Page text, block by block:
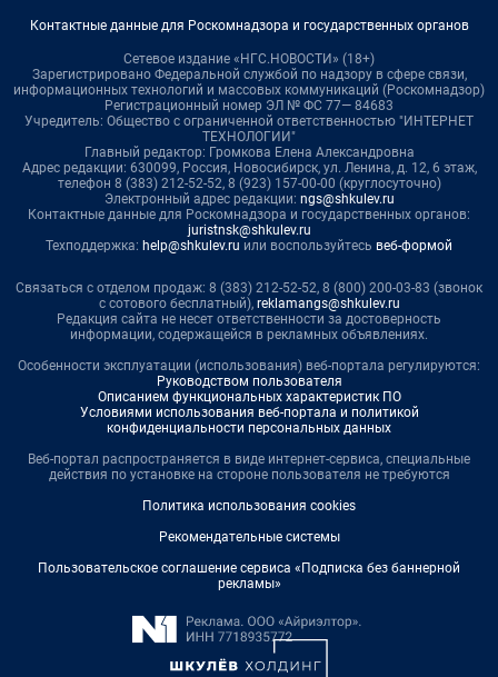
Контактные данные для Роскомнадзора и государственных органов
Сетевое издание «НГС.НОВОСТИ» (18+)
Зарегистрировано Федеральной службой по надзору в сфере связи,
информационных технологий и массовых коммуникаций (Роскомнадзор)
Регистрационный номер ЭЛ № ФС 77— 84683
Учредитель: Общество с ограниченной ответственностью "ИНТЕРНЕТ
ТЕХНОЛОГИИ"
Главный редактор: Громкова Елена Александровна
Адрес редакции: 630099, Россия, Новосибирск, ул. Ленина, д. 12, 6 этаж,
телефон 8 (383) 212-52-52, 8 (923) 157-00-00 (круглосуточно)
Электронный адрес редакции: ngs@shkulev.ru
Контактные данные для Роскомнадзора и государственных органов:
juristnsk@shkulev.ru
Техподдержка: help@shkulev.ru или воспользуйтесь веб-формой
Связаться с отделом продаж: 8 (383) 212-52-52, 8 (800) 200-03-83 (звонок
с сотового бесплатный), reklamangs@shkulev.ru
Редакция сайта не несет ответственности за достоверность
информации, содержащейся в рекламных объявлениях.
Особенности эксплуатации (использования) веб-портала регулируются:
Руководством пользователя
Описанием функциональных характеристик ПО
Условиями использования веб-портала и политикой
конфиденциальности персональных данных
Веб-портал распространяется в виде интернет-сервиса, специальные
действия по установке на стороне пользователя не требуются
Политика использования cookies
Рекомендательные системы
Пользовательское соглашение сервиса «Подписка без баннерной
рекламы»